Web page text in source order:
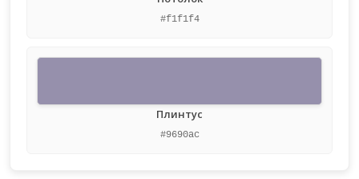
#f1f1f4
Плинтус
#9690ac